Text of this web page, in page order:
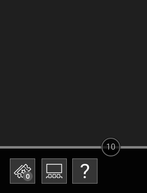
0
10